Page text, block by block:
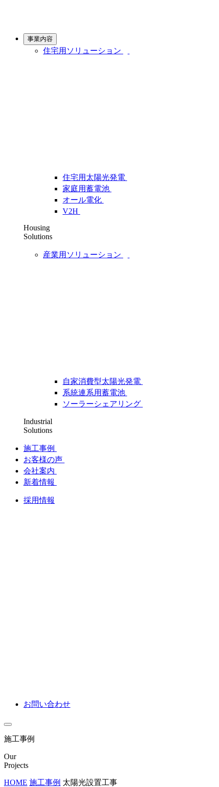
事業内容
住宅用ソリューション
住宅用太陽光発電
家庭用蓄電池
オール電化
V2H
Housing
Solutions
産業用ソリューション
自家消費型太陽光発電
系統連系用蓄電池
ソーラーシェアリング
Industrial
Solutions
施工事例
お客様の声
会社案内
新着情報
採用情報
お問い合わせ
施工事例
Our
Projects
HOME 施工事例 太陽光設置工事